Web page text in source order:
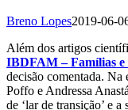
Breno Lopes2019-06-
Além dos artigos
IBDFAM – Famílias e
decisão comentada.
Poffo e Andressa
de ‘lar de transição’ e